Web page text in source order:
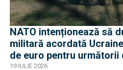
NATO intenționează să
militară acordată
de euro pentru următorii
19 IULIE 2026